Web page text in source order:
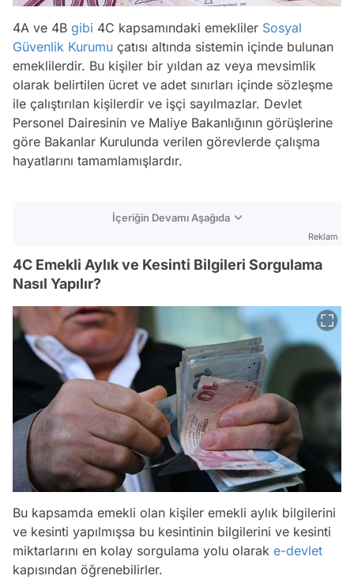
4A ve 4B gibi 4C kapsamındaki emekliler Sosyal
Güvenlik Kurumu çatısı altında sistemin içinde bulunan
emeklilerdir. Bu kişiler bir yıldan az veya mevsimlik
olarak belirtilen ücret ve adet sınırları içinde sözleşme
ile çalıştırılan kişilerdir ve işçi sayılmazlar. Devlet
Personel Dairesinin ve Maliye Bakanlığının görüşlerine
göre Bakanlar Kurulunda verilen görevlerde çalışma
hayatlarını tamamlamışlardır.
İçeriğin Devamı Aşağıda
Reklam
4C Emekli Aylık ve Kesinti Bilgileri Sorgulama
Nasıl Yapılır?
Bu kapsamda emekli olan kişiler emekli aylık bilgilerini
ve kesinti yapılmışsa bu kesintinin bilgilerini ve kesinti
miktarlarını en kolay sorgulama yolu olarak e-devlet
kapısından öğrenebilirler.